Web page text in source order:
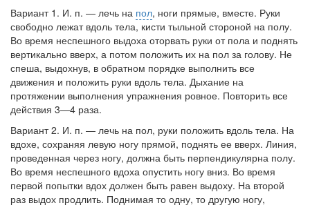
Вариант 1. И. п. — лечь на пол, ноги прямые, вме­сте. Руки
свободно лежат вдоль тела, кисти тыльной сто­роной на полу.
Во время неспешного выдоха оторвать руки от пола и поднять
вертикально вверх, а потом поло­жить их на пол за голову. Не
спеша, выдохнув, в обрат­ном порядке выполнить все
движения и положить руки вдоль тела. Дыхание на
протяжении выполнения упраж­нения ровное. Повторить все
действия 3—4 раза.
Вариант 2. И. п. — лечь на пол, руки положить вдоль тела. На
вдохе, сохраняя левую ногу прямой, под­нять ее вверх. Линия,
проведенная через ногу, должна быть перпендикулярна полу.
Во время неспешного вдоха опустить ногу вниз. Во время
первой попытки вдох дол­жен быть равен выдоху. На второй
раз выдох продлить. Поднимая то одну, то другую ногу,